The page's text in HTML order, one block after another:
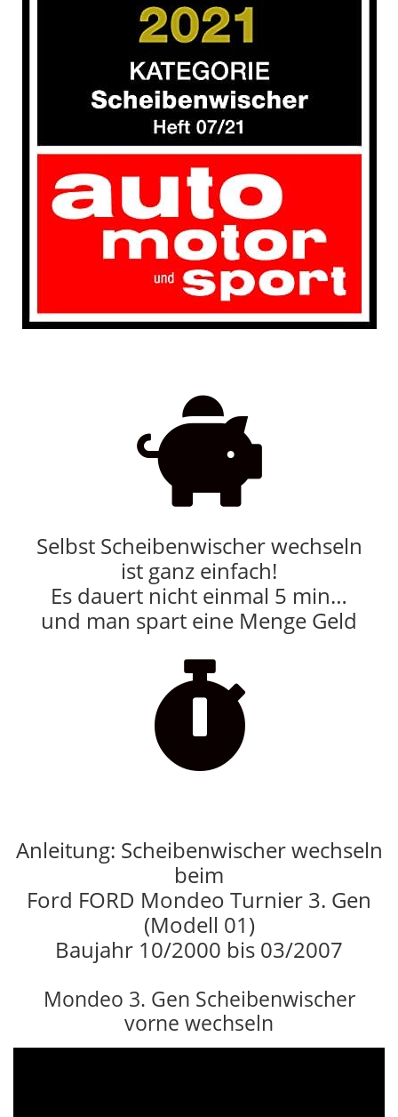

Selbst Scheibenwischer wechseln
ist ganz einfach!
Es dauert nicht einmal 5 min…
und man spart eine Menge Geld

Anleitung: Scheibenwischer wechseln
beim
Ford FORD Mondeo Turnier 3. Gen
(Modell 01)
Baujahr 10/2000 bis 03/2007
Mondeo 3. Gen Scheibenwischer
vorne wechseln